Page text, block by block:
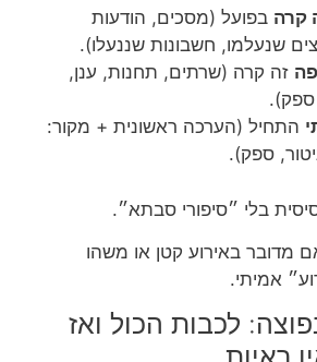
קרה בפועל (מסכים, הודעות
שנעלמו, חשבונות שננעלו).
זה קרה (שרתים, תחנות, ענן,
ספק).
התחיל (הערכה ראשונית + מקור:
ספק).
בלי ״סיפורי סבתא״.
מדובר באירוע קטן או משהו
אמיתי.
לכבות הכול ואז